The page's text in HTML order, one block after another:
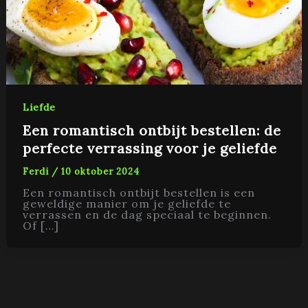
Liefde
Een romantisch ontbijt bestellen: de
perfecte verrassing voor je geliefde
Ferdi / 10 oktober 2024
Een romantisch ontbijt bestellen is een
geweldige manier om je geliefde te
verrassen en de dag speciaal te beginnen.
Of […]